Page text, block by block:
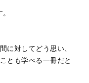
に対してどう思い、
とも学べる一冊だと